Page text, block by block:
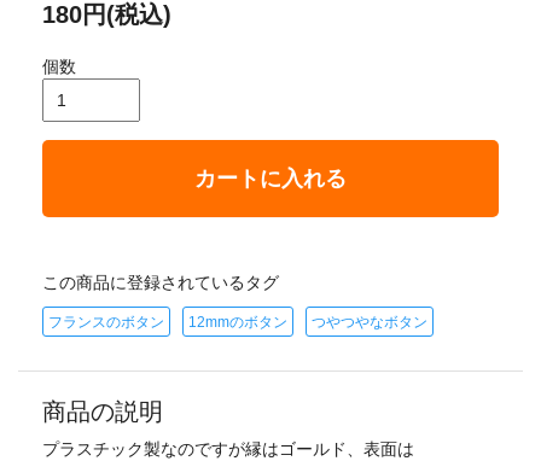
180円(税込)
個数
カートに入れる
この商品に登録されているタグ
フランスのボタン 12mmのボタン つやつやなボタン
商品の説明
プラスチック製なのですが縁はゴールド、表面は